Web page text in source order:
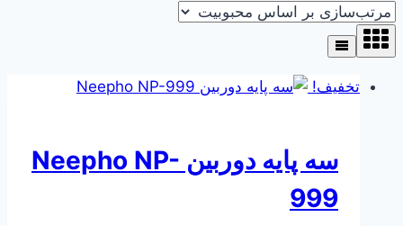
تخفیف!
سه پایه دوربین Neepho NP-
999